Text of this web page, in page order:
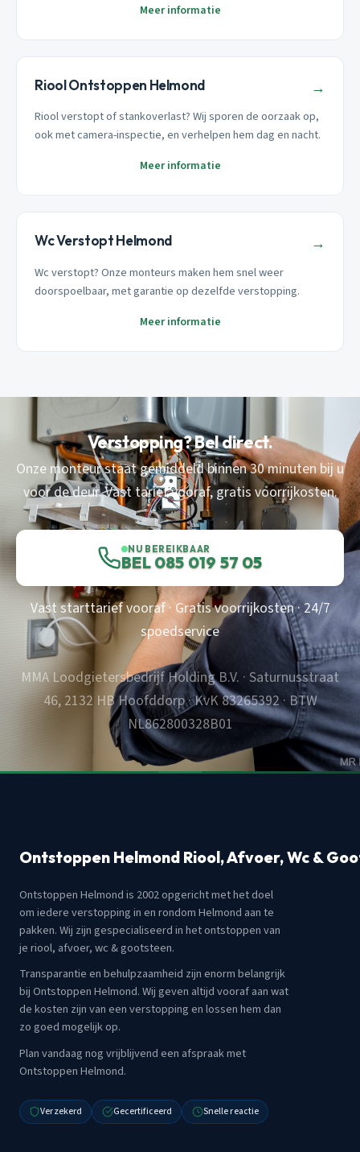
Meer informatie
Riool Ontstoppen Helmond →
Riool verstopt of stankoverlast? Wij sporen de oorzaak op,
ook met camera-inspectie, en verhelpen hem dag en nacht.
Meer informatie
Wc Verstopt Helmond →
Wc verstopt? Onze monteurs maken hem snel weer
doorspoelbaar, met garantie op dezelfde verstopping.
Meer informatie
Verstopping? Bel direct.
Onze monteur staat gemiddeld binnen 30 minuten bij u
voor de deur. Vast tarief vooraf, gratis voorrijkosten.
NU BEREIKBAAR
BEL 085 019 57 05
Vast starttarief vooraf · Gratis voorrijkosten · 24/7
spoedservice
MMA Loodgietersbedrijf Holding B.V. · Saturnusstraat
46, 2132 HB Hoofddorp · KvK 83265392 · BTW
NL862800328B01
Ontstoppen Helmond Riool, Afvoer, Wc &
Ontstoppen Helmond is 2002 opgericht met het doel
om iedere verstopping in en rondom Helmond aan te
pakken. Wij zijn gespecialiseerd in het ontstoppen van
je riool, afvoer, wc & gootsteen.
Transparantie en behulpzaamheid zijn enorm belangrijk
bij Ontstoppen Helmond. Wij geven altijd vooraf aan wat
de kosten zijn van een verstopping en lossen hem dan
zo goed mogelijk op.
Plan vandaag nog vrijblijvend een afspraak met
Ontstoppen Helmond.
Verzekerd Gecertificeerd Snelle reactie